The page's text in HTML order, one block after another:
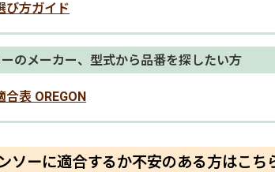
び方ガイド
のメーカー、型式から品番を探したい方
表 OREGON
ソーに適合するか不安のある方はこち